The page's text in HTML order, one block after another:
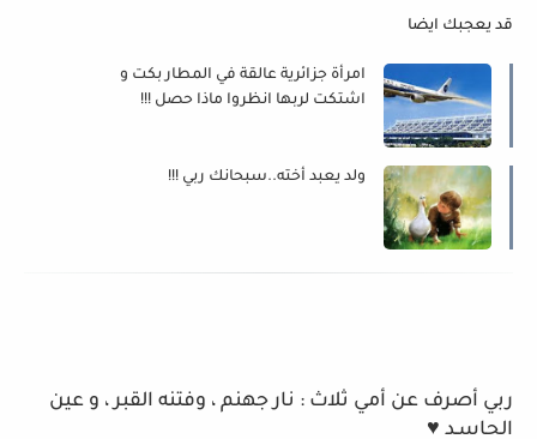
قد يعجبك ايضا
امرأة جزائرية عالقة في المطار بكت و
اشتكت لربها انظروا ماذا حصل !!!
ولد يعبد أخته..سبحانك ربي !!!
ربي أصرف عن أمي ثلاث : نار جهنم ، وفتنه القبر ، و عين
الحاسـد ♥